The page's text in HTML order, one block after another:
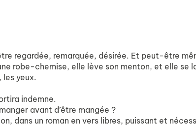
regardée, remarquée, désirée. Et peut-être
robe-chemise, elle lève son menton, et elle se
les yeux.
indemne.
avant d’être mangée ?
dans un roman en vers libres, puissant et